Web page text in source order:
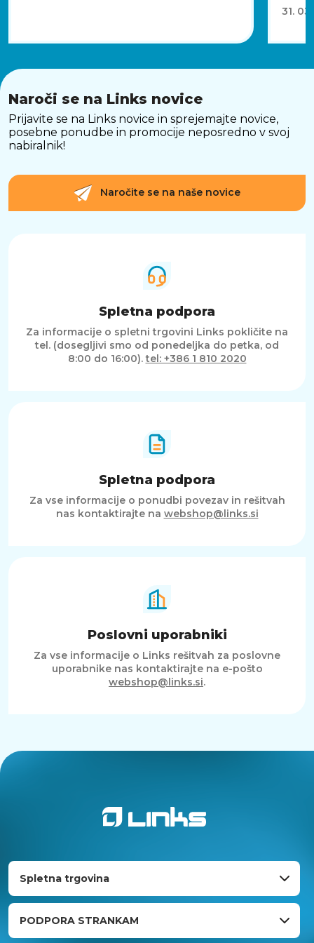
31.
Naroči se na Links novice
Prijavite se na Links novice in sprejemajte novice,
posebne ponudbe in promocije neposredno v svoj
nabiralnik!
Naročite se na naše novice
Spletna podpora
Za informacije o spletni trgovini Links pokličite na
tel. (dosegljivi smo od ponedeljka do petka, od
8:00 do 16:00).tel: +386 1 810 2020
Spletna podpora
Za vse informacije o ponudbi povezav in rešitvah
nas kontaktirajte na webshop@links.si
Poslovni uporabniki
Za vse informacije o Links rešitvah za poslovne
uporabnike nas kontaktirajte na e-pošto
webshop@links.si.
Spletna trgovina
PODPORA STRANKAM